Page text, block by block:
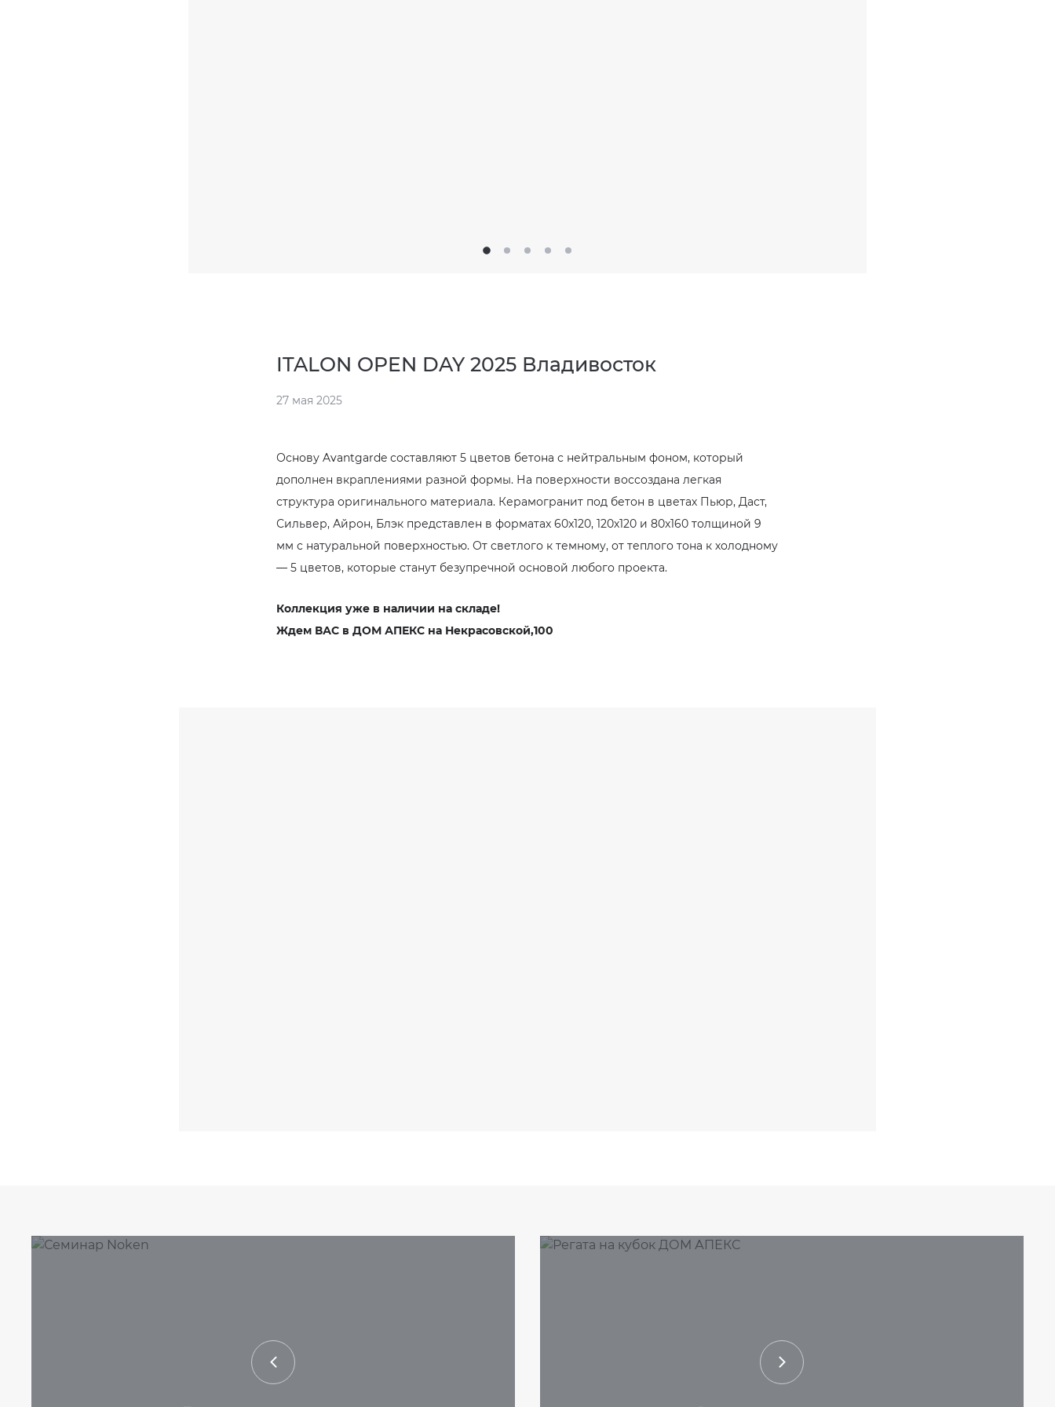
ITALON OPEN DAY 2025 Владивосток
27 мая 2025
Основу Avantgarde составляют 5 цветов бетона с нейтральным фоном, который
дополнен вкраплениями разной формы. На поверхности воссоздана легкая
структура оригинального материала. Керамогранит под бетон в цветах Пьюр, Даст,
Сильвер, Айрон, Блэк представлен в форматах 60x120, 120х120 и 80x160 толщиной 9
мм с натуральной поверхностью. От светлого к темному, от теплого тона к холодному
— 5 цветов, которые станут безупречной основой любого проекта.
Коллекция уже в наличии на складе!
Ждем ВАС в ДОМ АПЕКС на Некрасовской,100